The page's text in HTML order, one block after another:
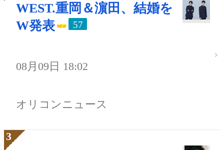
WEST.重岡＆濵田、結婚を
W発表
57
08月09日 18:02
オリコンニュース